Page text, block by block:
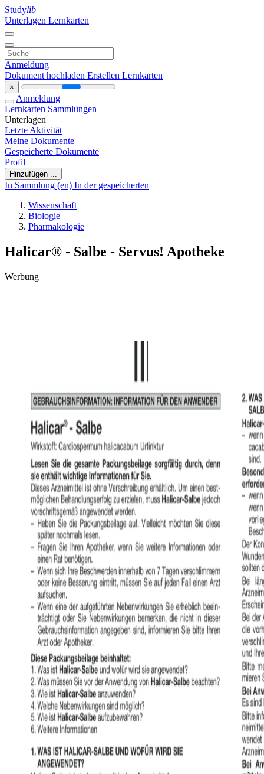
Studylib
Unterlagen Lernkarten
Anmeldung
Dokument hochladen Erstellen Lernkarten
×
Anmeldung
Lernkarten Sammlungen
Unterlagen
Letzte Aktivität
Meine Dokumente
Gespeicherte Dokumente
Profil
Hinzufügen ...
In Sammlung (en) In der gespeicherten
Wissenschaft
Biologie
Pharmakologie
Halicar® - Salbe - Servus! Apotheke
Werbung